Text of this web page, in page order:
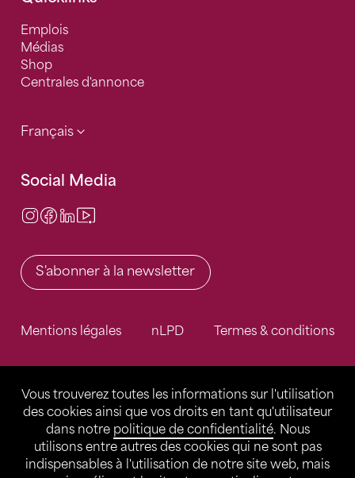
Vous trouverez toutes les informations sur l'utilisation
des cookies ainsi que vos droits en tant qu'utilisateur
dans notre politique de confidentialité. Nous
utilisons entre autres des cookies qui ne sont pas
indispensables à l'utilisation de notre site web, mais
Emplois
Médias
Shop
Centrales d'annonce
Français
Social Media
Instagram
Facebook
LinkedIn
S'abonner à la newsletter
Mentions légales nLPD Termes & conditions